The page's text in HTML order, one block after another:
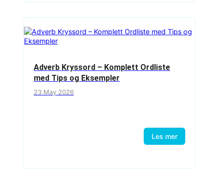
Adverb Kryssord – Komplett Ordliste
med Tips og Eksempler
23 May 2026
Les mer